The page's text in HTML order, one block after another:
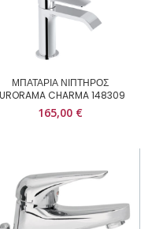
ΜΠΑΤΑΡΙΑ ΝΙΠΤΗΡΟΣ
CHARMA 148309
165,00 €